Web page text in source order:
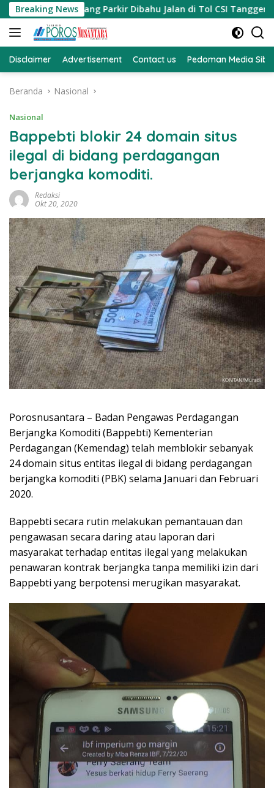
Langsung
ke
konten
Breaking News
yang Parkir Dibahu Jalan di Tol CSI Tanggerang Kota
Disclaimer Advertisement Contact us Pedoman Media
Beranda Nasional
Nasional
Bappebti blokir 24 domain situs
ilegal di bidang perdagangan
berjangka komoditi.
Redaksi
Okt 20, 2020
Porosnusantara – Badan Pengawas Perdagangan
Berjangka Komoditi (Bappebti) Kementerian
Perdagangan (Kemendag) telah memblokir sebanyak
24 domain situs entitas ilegal di bidang perdagangan
berjangka komoditi (PBK) selama Januari dan Februari
2020.
Bappebti secara rutin melakukan pemantauan dan
pengawasan secara daring atau laporan dari
masyarakat terhadap entitas ilegal yang melakukan
penawaran kontrak berjangka tanpa memiliki izin dari
Bappebti yang berpotensi merugikan masyarakat.